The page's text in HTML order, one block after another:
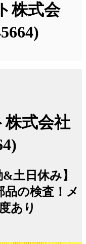
株式会
式会社
土日休み】
品の検査！メ
あり